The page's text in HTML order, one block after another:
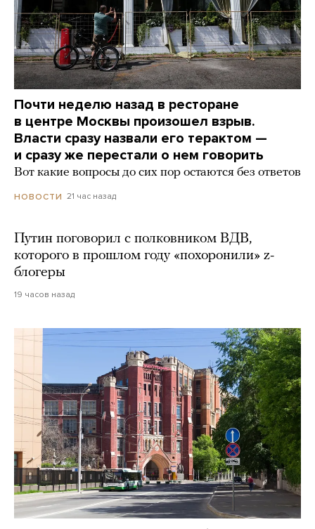
Почти неделю назад в ресторане
в центре Москвы произошел взрыв.
Власти сразу назвали его терактом —
и сразу же перестали о нем говорить
Вот какие вопросы до сих пор остаются без ответов
НОВОСТИ 21 час назад
Путин поговорил с полковником ВДВ,
которого в прошлом году «похоронили» z-
блогеры
19 часов назад